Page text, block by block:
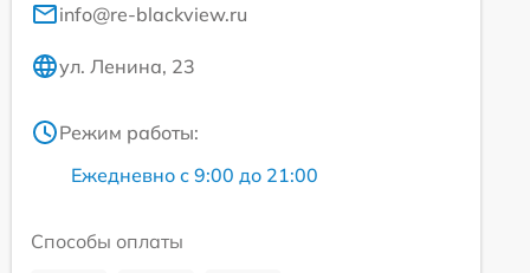
info@re-blackview.ru
ул. Ленина, 23
Режим работы:
Ежедневно с 9:00 до 21:00
Способы оплаты